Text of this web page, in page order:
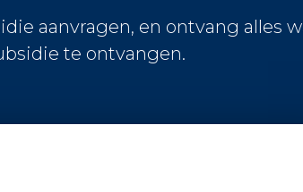
aanvragen, en ontvang alles
te ontvangen.